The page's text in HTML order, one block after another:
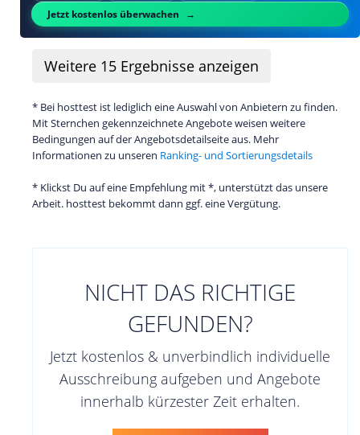
Jetzt kostenlos überwachen
Weitere 15 Ergebnisse anzeigen
* Bei hosttest ist lediglich eine Auswahl von Anbietern zu finden.
Mit Sternchen gekennzeichnete Angebote weisen weitere
Bedingungen auf der Angebotsdetailseite aus. Mehr
Informationen zu unseren Ranking- und Sortierungsdetails
* Klickst Du auf eine Empfehlung mit *, unterstützt das unsere
Arbeit. hosttest bekommt dann ggf. eine Vergütung.
NICHT DAS RICHTIGE
GEFUNDEN?
Jetzt kostenlos & unverbindlich individuelle
Ausschreibung aufgeben und Angebote
innerhalb kürzester Zeit erhalten.